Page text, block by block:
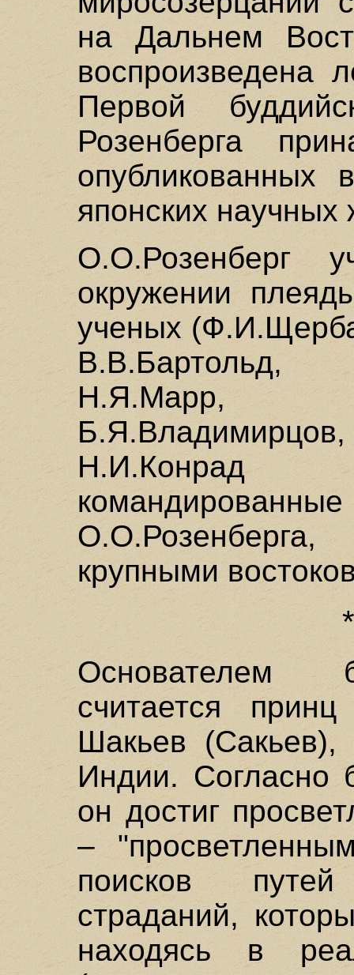
на Дальнем
воспроизведена
Первой
Розенберга
опубликованных
японских научных
О.О.Розенберг
окружении
ученых
Н.Я.Марр,
Н.И.Конрад
крупными
Основателем
считается
Шакьев (Сакьев),
Индии. Согласно
он достиг
–
поисков
страданий,
находясь в